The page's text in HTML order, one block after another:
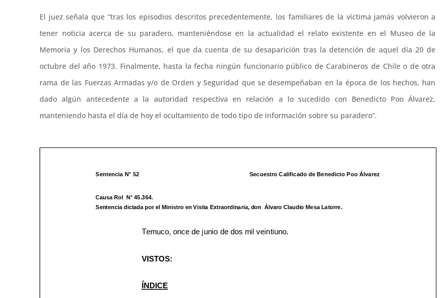
El juez señala que “tras los episodios descritos precedentemente, los familiares de la víctima jamás volvieron a
tener noticia acerca de su paradero, manteniéndose en la actualidad el relato existente en el Museo de la
Memoria y los Derechos Humanos, el que da cuenta de su desaparición tras la detención de aquel día 20 de
octubre del año 1973. Finalmente, hasta la fecha ningún funcionario público de Carabineros de Chile o de otra
rama de las Fuerzas Armadas y/o de Orden y Seguridad que se desempeñaban en la época de los hechos, han
dado algún antecedente a la autoridad respectiva en relación a lo sucedido con Benedicto Poo Álvarez,
manteniendo hasta el día de hoy el ocultamiento de todo tipo de información sobre su paradero”.